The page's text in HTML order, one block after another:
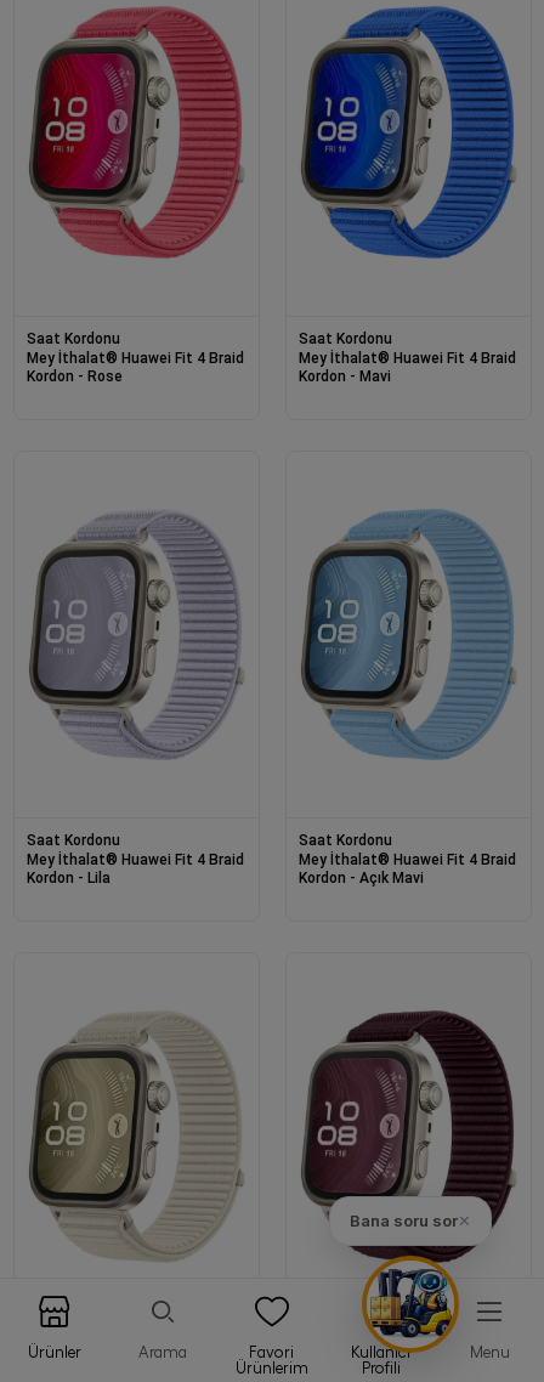
Bana soru sor✕
Ürünler Arama
Favori
Ürünlerim
Kullanıcı
Profili
Menu
Saat Kordonu
Mey İthalat® Huawei Fit 4 Braid
Kordon - Rose
Saat Kordonu
Mey İthalat® Huawei Fit 4 Braid
Kordon - Mavi
Saat Kordonu
Mey İthalat® Huawei Fit 4 Braid
Kordon - Lila
Saat Kordonu
Mey İthalat® Huawei Fit 4 Braid
Kordon - Açık Mavi
Saat Kordonu
Mey İthalat® Huawei Fit 4 Braid
Saat Kordonu
Mey İthalat® Huawei Fit 4 Braid